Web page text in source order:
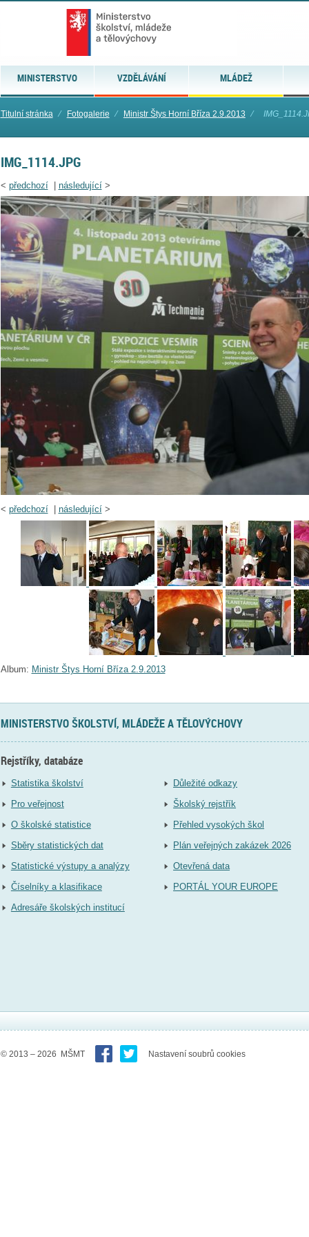
MINISTERSTVO VZDĚLÁVÁNÍ MLÁDEŽ
Titulní stránka ⁄ Fotogalerie ⁄ Ministr Štys Horní Bříza 2.9.2013 ⁄
IMG_1114.JPG
< předchozí| následující>
< předchozí| následující>
Album: Ministr Štys Horní Bříza 2.9.2013
MINISTERSTVO ŠKOLSTVÍ, MLÁDEŽE A TĚLOVÝCHOVY
Rejstříky, databáze
Statistika školství
Pro veřejnost
O školské statistice
Sběry statistických dat
Statistické výstupy a analýzy
Číselníky a klasifikace
Adresáře školských institucí
Důležité odkazy
Školský rejstřík
Přehled vysokých škol
Plán veřejných zakázek 2026
Otevřená data
PORTÁL YOUR EUROPE
© 2013 – 2026 MŠMT Nastavení soubrů cookies